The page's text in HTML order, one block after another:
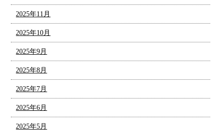
2025年11月
2025年10月
2025年9月
2025年8月
2025年7月
2025年6月
2025年5月